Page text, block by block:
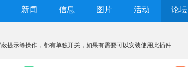
新闻 信息 图片 活动 论坛
提示等操作，都有单独开关，如果有需要可以安装使用此插件